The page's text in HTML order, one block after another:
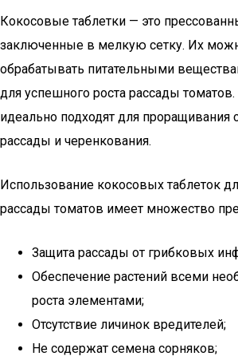
Кокосовые таблетки — это
заключенные в мелкую сетку. Их
обрабатывать питательными
для успешного роста рассады томатов.
идеально подходят для проращивания
рассады и черенкования.
Использование кокосовых таблеток
рассады томатов имеет множество
Защита рассады от грибковых
Обеспечение растений всеми
роста элементами;
Отсутствие личинок вредителей;
Не содержат семена сорняков;